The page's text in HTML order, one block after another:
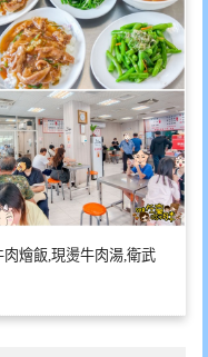
燴飯,現燙牛肉湯,衛武